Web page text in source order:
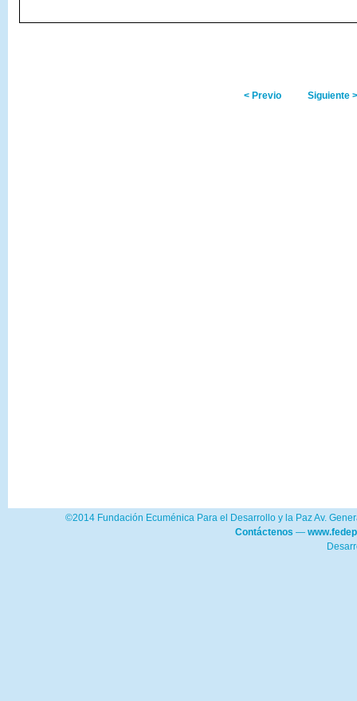
< Previo Siguiente >
©2014 Fundación Ecuménica Para el Desarrollo y la Paz Av.
Contáctenos —